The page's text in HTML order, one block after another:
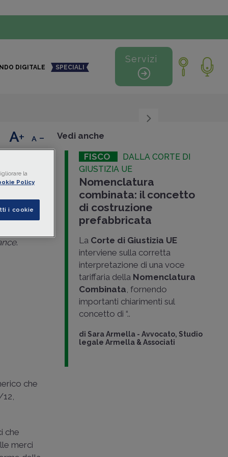
DIGITALE SPECIALI
Servizi
e
.
+ -
che
12,
che
merci
Vedi anche
FISCO
DALLA CORTE DI
GIUSTIZIA UE
Nomenclatura
combinata: il concetto
di costruzione
prefabbricata
La Corte di Giustizia UE
interviene sulla corretta
interpretazione di una voce
tariffaria della Nomenclatura
Combinata, fornendo
importanti chiarimenti sul
concetto di “..
di Sara Armella - Avvocato, Studio
legale Armella & Associati
la
Policy
i cookie